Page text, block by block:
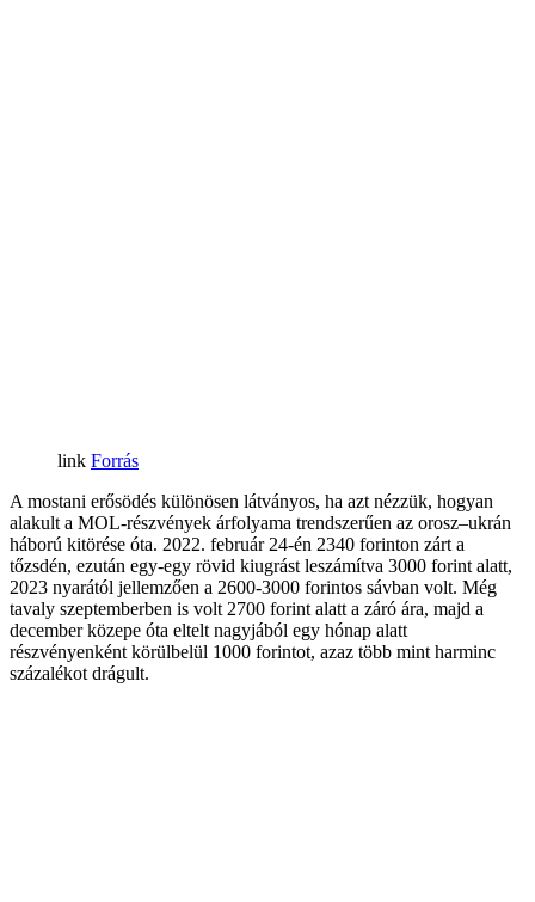
Forrás
A mostani erősödés különösen látványos, ha azt nézzük, hogyan
alakult a MOL-részvények árfolyama trendszerűen az orosz–ukrán
háború kitörése óta. 2022. február 24-én 2340 forinton zárt a
tőzsdén, ezután egy-egy rövid kiugrást leszámítva 3000 forint alatt,
2023 nyarától jellemzően a 2600-3000 forintos sávban volt. Még
tavaly szeptemberben is volt 2700 forint alatt a záró ára, majd a
december közepe óta eltelt nagyjából egy hónap alatt
részvényenként körülbelül 1000 forintot, azaz több mint harminc
százalékot drágult.